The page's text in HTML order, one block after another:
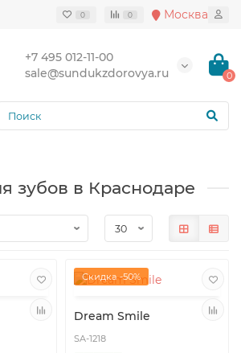
0 0 Москва
+7 495 012-11-00
sale@sundukzdorovya.ru
0
зубов в Краснодаре
Скидка -50%
Dream Smile
SA-1218